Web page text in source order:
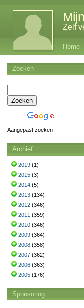
Zelf
Home
Zoeken
Aangepast zoeken
Archief
2019 (1)
2015 (3)
2014 (5)
2013 (134)
2012 (346)
2011 (359)
2010 (346)
2009 (364)
2008 (358)
2007 (362)
2006 (363)
2005 (176)
Sponsoring